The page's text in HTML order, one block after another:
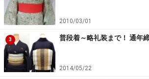
2010/03/01
3 普段着～略礼装まで！ 通年
2014/05/22